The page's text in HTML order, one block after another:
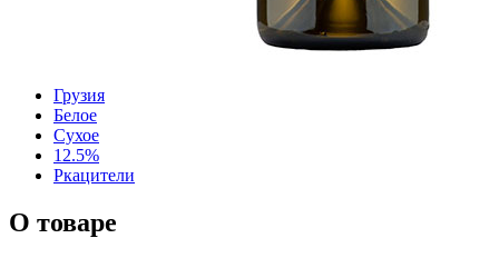
Грузия
Белое
Сухое
12.5%
Ркацители
О товаре